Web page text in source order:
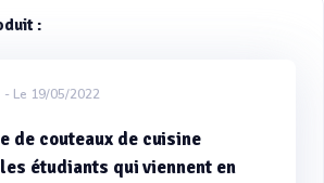
:
- Le 19/05/2022
de couteaux de cuisine
étudiants qui viennent en